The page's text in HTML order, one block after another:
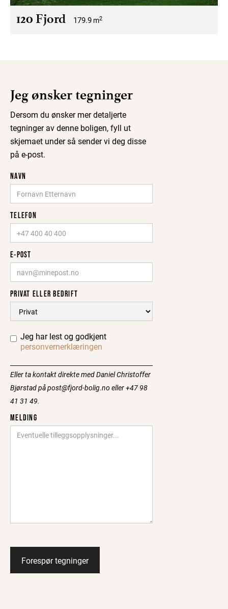
120 Fjord 179.9 m2
Jeg ønsker tegninger
Dersom du ønsker mer detaljerte
tegninger av denne boligen, fyll ut
skjemaet under så sender vi deg disse
på e-post.
NAVN
TELEFON
E-POST
PRIVAT ELLER BEDRIFT
Jeg har lest og godkjent
personvernerklæringen
Eller ta kontakt direkte med Daniel Christoffer
Bjørstad på post@fjord-bolig.no eller +47 98
41 31 49.
MELDING